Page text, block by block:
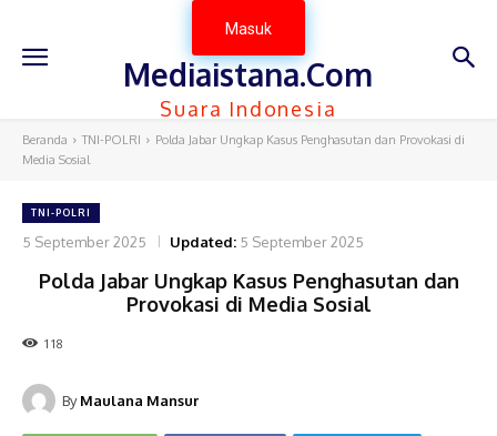
Masuk
Mediaistana.Com
Suara Indonesia
Beranda TNI-POLRI
Polda Jabar Ungkap Kasus Penghasutan dan Provokasi di
Media Sosial
TNI-POLRI
5 September 2025 Updated: 5 September 2025
Polda Jabar Ungkap Kasus Penghasutan dan
Provokasi di Media Sosial
118
By Maulana Mansur